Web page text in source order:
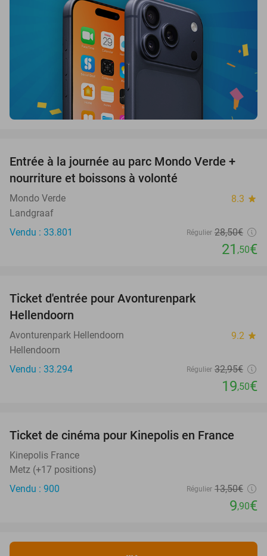
25%
Entrée à la journée au parc Mondo Verde +
nourriture et boissons à volonté
Mondo Verde 8.3 star
Landgraaf
Vendu : 33.801
Régulier 28,50€
21 ,50€
Ticket d'entrée pour Avonturenpark
Hellendoorn
Avonturenpark Hellendoorn 9.2 star
Hellendoorn
Vendu : 33.294
Régulier 32,95€
19,50€
27%
OUT
Ticket de cinéma pour Kinepolis en France
Kinepolis France
Metz (+17 positions)
Vendu : 900
Régulier 13,50€
9,90€